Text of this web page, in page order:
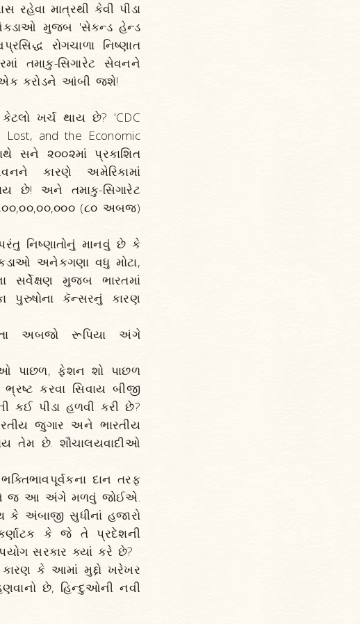
માત્રથી કેવી પીડા
મુજબ 'સેકન્ડ હેન્ડ
રોગચાળા નિષ્ણાત
તમાકુ-સિગારેટ સેવનને
એક કરોડને આંબી જશે!
ખર્ચ થાય છે? 'CDC
Lost, and the Economic
સને ૨૦૦૨માં પ્રકાશિત
કારણે અમેરિકામાં
છે! અને તમાકુ-સિગારેટ
(૮૦ અબજ)
નિષ્ણાતોનું માનવું છે કે
અનેકગણા વધુ મોટા,
સર્વેક્ષણ મુજબ ભારતમાં
પુરુષોના કૅન્સરનું કારણ
અબજો રૂપિયા અંગે
પાછળ, ફેશન શો પાછળ
કરવા સિવાય બીજી
કઈ પીડા હળવી કરી છે?
જુગાર અને ભારતીય
તેમ છે. શૌચાલયવાદીઓ
દાન તરફ
જ આ અંગે મળવું જોઈએ.
કે અંબાજી સુધીનાં હજારો
કર્ણાટક કે જે તે પ્રદેશની
સરકાર ક્યાં કરે છે?
કે આમાં મુદ્દો ખરેખર
છે, હિન્દુઓની નવી